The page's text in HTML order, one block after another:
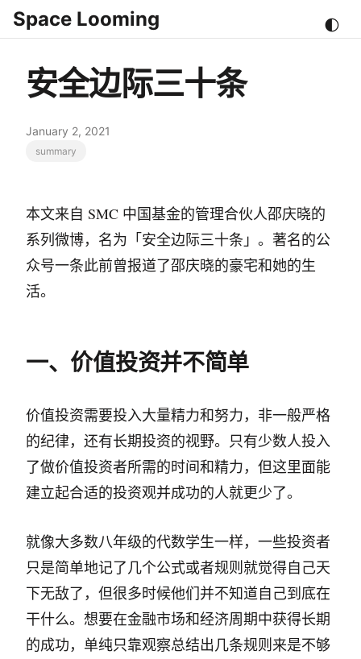
Space Looming 🌓
安全边际三十条
January 2, 2021
summary
本文来自 SMC 中国基金的管理合伙人邵庆晓的
系列微博，名为「安全边际三十条」。著名的公
众号一条此前曾报道了邵庆晓的豪宅和她的生
活。
一、价值投资并不简单
价值投资需要投入大量精力和努力，非一般严格
的纪律，还有长期投资的视野。只有少数人投入
了做价值投资者所需的时间和精力，但这里面能
建立起合适的投资观并成功的人就更少了。
就像大多数八年级的代数学生一样，一些投资者
只是简单地记了几个公式或者规则就觉得自己天
下无敌了，但很多时候他们并不知道自己到底在
干什么。想要在金融市场和经济周期中获得长期
的成功，单纯只靠观察总结出几条规则来是不够